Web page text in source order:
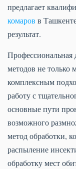
предлагает
комаров в
результат.
Профессиональная
методов не только
комплексным
работу с
основные пути
возможного
метод обработки,
распыление
обработку мест